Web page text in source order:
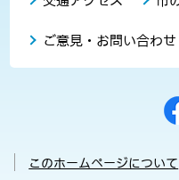
ご意見・お問い合わせ
このホームページについて